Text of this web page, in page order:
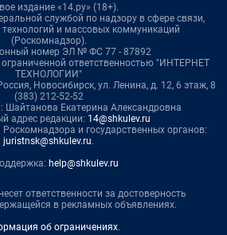
издание «14.ру» (18+).
службой по надзору в сфере связи,
и массовых коммуникаций
(Роскомнадзор).
номер ЭЛ № ФС 77 - 87892
ответственностью "ИНТЕРНЕТ
ТЕХНОЛОГИИ"
Новосибирск, ул. Ленина, д. 12, 6 этаж, 8
(383) 212-52-52
Шайтанова Екатерина Александровна
адрес редакции: 14@shkulev.ru
и государственных органов:
juristnsk@shkulev.ru.
help@shkulev.ru
ответственности за достоверность
в рекламных объявлениях.
об ограничениях.